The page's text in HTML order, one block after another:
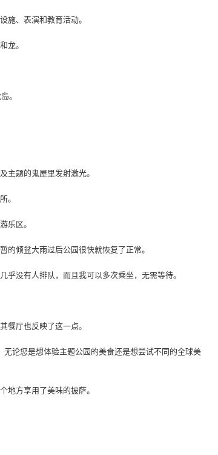
施、表演和教育活动。
龙。
。
主题的鬼屋里发射激光。
。
乐区。
的倾盆大雨过后公园很快就恢复了正常。
没有人排队，而且我可以多次乘坐，无需等待。
餐厅也反映了这一点。
论您是想体验主题公园的美食还是想尝试不同的全球美
地方享用了美味的披萨。